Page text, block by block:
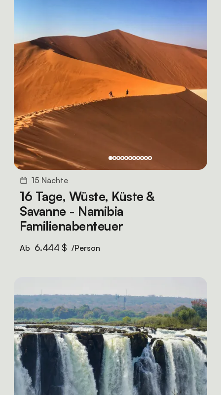
15 Nächte
16 Tage, Wüste, Küste &
Savanne - Namibia
Familienabenteuer
Ab 6.444 $ /Person